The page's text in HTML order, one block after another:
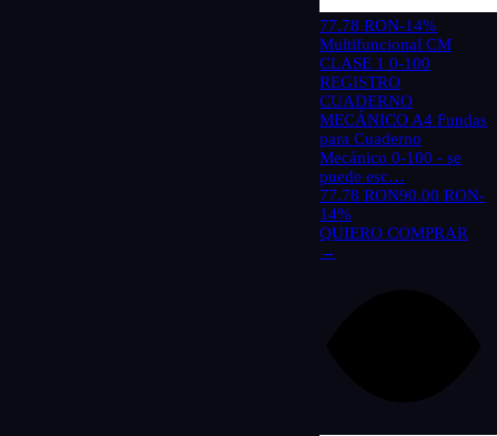
77.78 RON-14%
Multifuncional CM
CLASE 1 0-100
REGISTRO
CUADERNO
MECÁNICO A4 Fundas
para Cuaderno
Mecánico 0-100 - se
puede esc…
77.78 RON90.00 RON-
14%
QUIERO COMPRAR
→